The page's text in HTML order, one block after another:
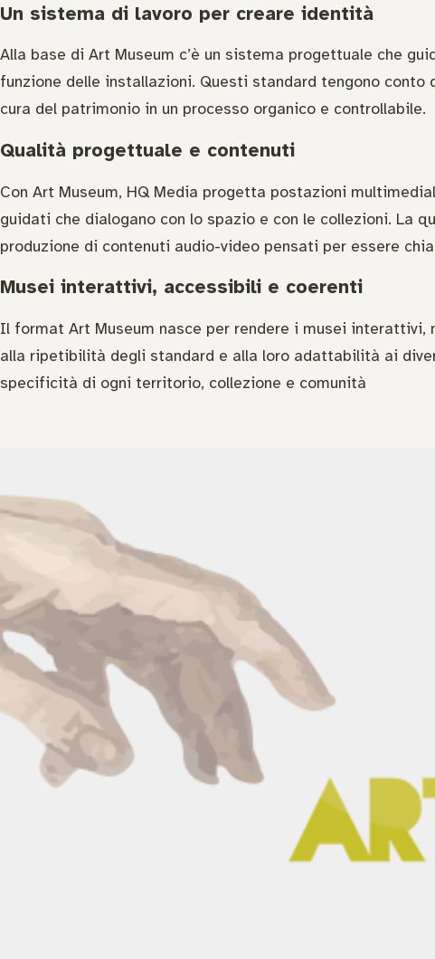
Un sistema di lavoro per creare identità
Alla base di Art Museum c’è un sistema progettuale che
funzione delle installazioni. Questi standard tengono
cura del patrimonio in un processo organico e controllabile. ​
Qualità progettuale e contenuti
Con Art Museum, HQ Media progetta postazioni
guidati che dialogano con lo spazio e con le collezioni. La
produzione di contenuti audio-video pensati per essere
Musei interattivi, accessibili e coerenti
Il format Art Museum nasce per rendere i musei
alla ripetibilità degli standard e alla loro adattabilità ai
specificità di ogni territorio, collezione e comunità